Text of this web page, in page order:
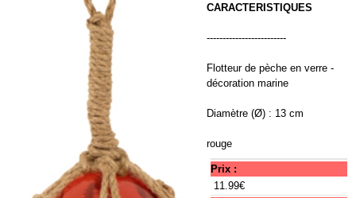
CARACTERISTIQUES
-------------------------
Flotteur de pèche en verre -
décoration marine
Diamètre (Ø) : 13 cm
rouge
Prix :
11.99€